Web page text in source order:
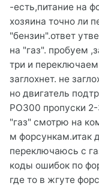
-есть,питание на
хозяина точно ли
"бензин".ответ
на "газ". пробуем
три и
заглохнет. не
но двигатель
РО300 пропуски
"газ" смотрю на
м форсункам.итак
переключаюсь с
коды ошибок по
где то в жгуте